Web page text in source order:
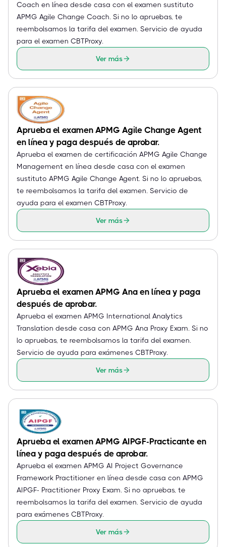
Coach en línea desde casa con el examen sustituto
APMG Agile Change Coach. Si no lo apruebas, te
reembolsamos la tarifa del examen. Servicio de ayuda
para el examen CBTProxy.
Ver más
Aprueba el examen APMG Agile Change Agent
en línea y paga después de aprobar.
Aprueba el examen de certificación APMG Agile Change
Management en línea desde casa con el examen
sustituto APMG Agile Change Agent. Si no lo apruebas,
te reembolsamos la tarifa del examen. Servicio de
ayuda para el examen CBTProxy.
Ver más
Aprueba el examen APMG Ana en línea y paga
después de aprobar.
Aprueba el examen APMG International Analytics
Translation desde casa con APMG Ana Proxy Exam. Si no
lo apruebas, te reembolsamos la tarifa del examen.
Servicio de ayuda para exámenes CBTProxy.
Ver más
Aprueba el examen APMG AIPGF-Practicante en
línea y paga después de aprobar.
Aprueba el examen APMG AI Project Governance
Framework Practitioner en línea desde casa con APMG
AIPGF- Practitioner Proxy Exam. Si no apruebas, te
reembolsamos la tarifa del examen. Servicio de ayuda
para exámenes CBTProxy.
Ver más